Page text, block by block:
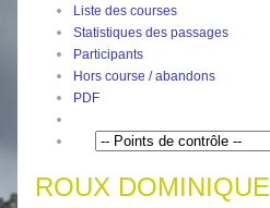
Liste des courses
Statistiques des passages
Participants
Hors course / abandons
PDF
ROUX DOMINIQUE